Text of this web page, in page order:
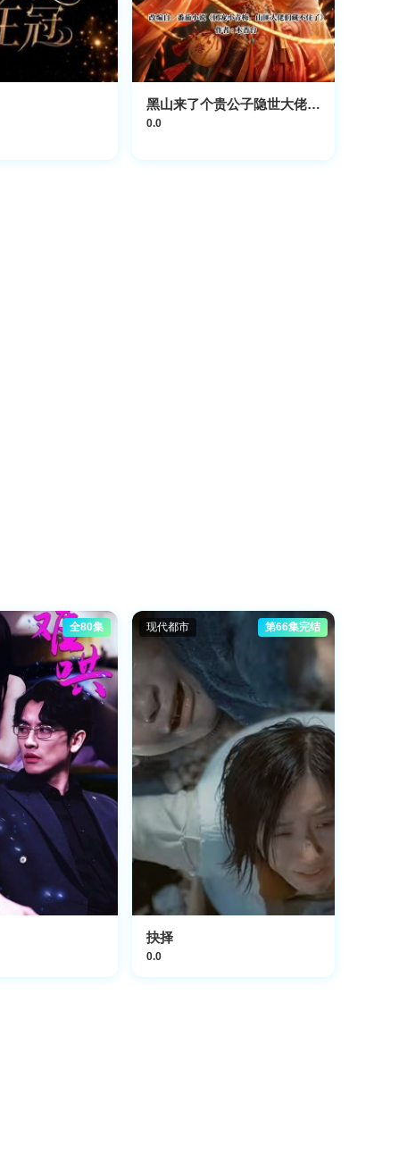
黑山来了个贵公子隐世大佬们藏不住了
0.0
全80集 现代都市 第66集完结
抉择
0.0